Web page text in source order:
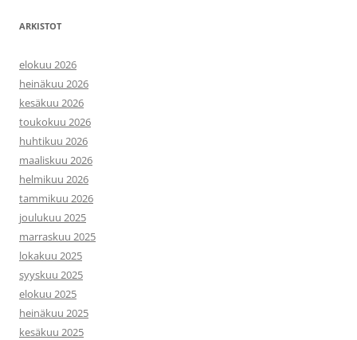
ARKISTOT
elokuu 2026
heinäkuu 2026
kesäkuu 2026
toukokuu 2026
huhtikuu 2026
maaliskuu 2026
helmikuu 2026
tammikuu 2026
joulukuu 2025
marraskuu 2025
lokakuu 2025
syyskuu 2025
elokuu 2025
heinäkuu 2025
kesäkuu 2025